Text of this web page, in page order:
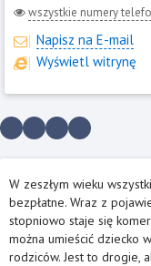
wszystkie numery
Napisz na E-mail
Wyświetl witrynę
W zeszłym wieku
bezpłatne. Wraz z
stopniowo staje się
można umieścić dziecko
rodziców. Jest to drogie,